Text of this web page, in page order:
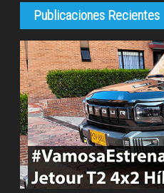
Publicaciones Recientes